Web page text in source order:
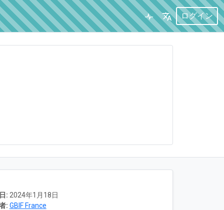
ログイン
: 2024年1月18日
: GBIF France